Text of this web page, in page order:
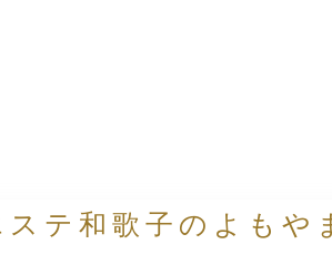
ステ和歌子のよもや